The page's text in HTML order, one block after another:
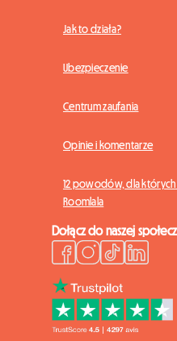
Jak to działa?
Ubezpieczenie
Centrum zaufania
Opinie i komentarze
12 powodów, dla
Roomlala
Dołącz do naszej